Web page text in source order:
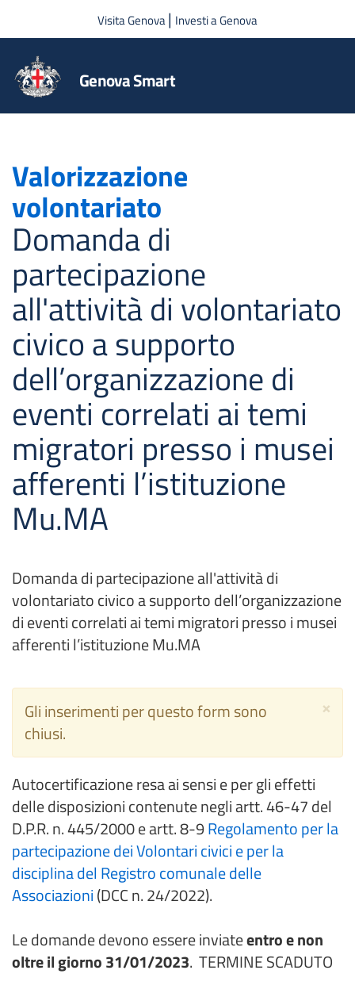
Salta al contenuto principale
Visita Genova| Investi a Genova
Genova Smart
Valorizzazione
volontariato
Domanda di
partecipazione
all'attività di volontariato
civico a supporto
dell’organizzazione di
eventi correlati ai temi
migratori presso i musei
afferenti l’istituzione
Mu.MA
Domanda di partecipazione all'attività di
volontariato civico a supporto dell’organizzazione
di eventi correlati ai temi migratori presso i musei
afferenti l’istituzione Mu.MA
×
Messaggio
di
avvertimento
Gli inserimenti per questo form sono
chiusi.
Autocertificazione resa ai sensi e per gli effetti
delle disposizioni contenute negli artt. 46-47 del
D.P.R. n. 445/2000 e artt. 8-9Regolamento per la
partecipazione dei Volontari civici e per la
disciplina del Registro comunale delle
Associazioni(DCC n. 24/2022).
Le domande devono essere inviateentro e non
oltre il giorno 31/01/2023. TERMINE SCADUTO